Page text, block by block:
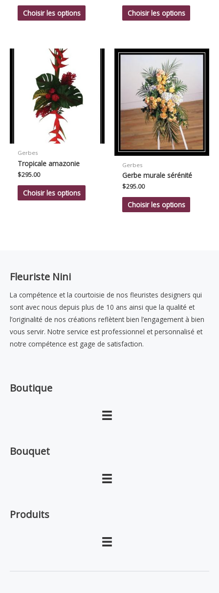
Choisir les options Choisir les options
Gerbes
Tropicale amazonie
$295.00
Choisir les options
Gerbes
Gerbe murale sérénité
$295.00
Choisir les options
Fleuriste Nini
La compétence et la courtoisie de nos fleuristes designers qui
sont avec nous depuis plus de 10 ans ainsi que la qualité et
l’originalité de nos créations reflètent bien l’engagement à bien
vous servir. Notre service est professionnel et personnalisé et
notre compétence est gage de satisfaction.
Boutique
Bouquet
Produits